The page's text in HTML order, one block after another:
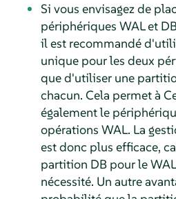
Si vous envisagez de
périphériques WAL et
il est recommandé
unique pour les deux
que d'utiliser une
chacun. Cela permet à
également le
opérations WAL. La
est donc plus efficace,
partition DB pour le
nécessité. Un autre